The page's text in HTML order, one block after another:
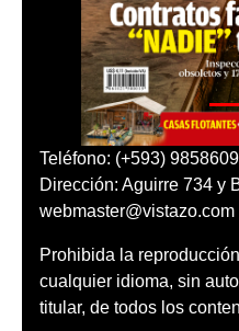
Teléfono: (+593)
Dirección: Aguirre 734 y
webmaster@vistazo.com
Prohibida la
cualquier idioma, sin
titular, de todos los